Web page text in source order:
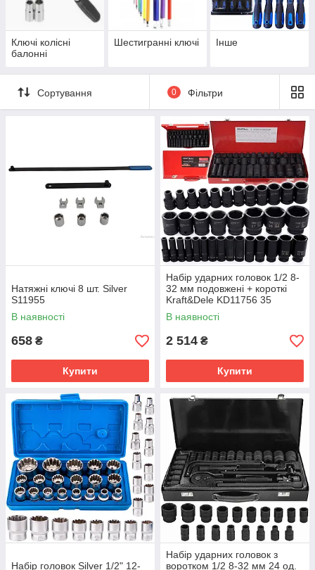
Ключі колісні
балонні
Шестигранні ключі Інше
Сортування 0 Фільтри
Натяжні ключі 8 шт. Silver
S11955
В наявності
658 ₴
Купити
Набір ударних головок 1/2 8-
32 мм подовжені + короткі
Kraft&Dele KD11756 35
одиниць
В наявності
2 514 ₴
Купити
Набір головок Silver 1/2" 12-
Набір ударних головок з
воротком 1/2 8-32 мм 24 од.